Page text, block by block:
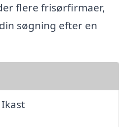
flere frisørfirmaer,
søgning efter en